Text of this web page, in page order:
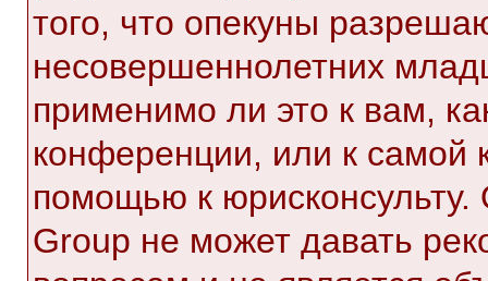
того, что опекуны
несовершеннолетних
применимо ли это к вам,
конференции, или к самой
помощью к
Group не может давать